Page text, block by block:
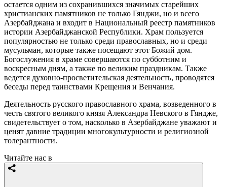
остается одним из сохранившихся значимых старейших
христианских памятников не только Гянджи, но и всего
Азербайджана и входит в Национальный реестр памятников
истории Азербайджанской Республики. Храм пользуется
популярностью не только среди православных, но и среди
мусульман, которые также посещают этот Божий дом.
Богослужения в храме совершаются по субботним и
воскресным дням, а также по великим праздникам. Также
ведется духовно-просветительская деятельность, проводятся
беседы перед таинствами Крещения и Венчания.
Деятельность русского православного храма, возведенного в
честь святого великого князя Александра Невского в Гяндже,
свидетельствует о том, насколько в Азербайджане уважают и
ценят давние традиции многокультурности и религиозной
толерантности.
Читайте нас в